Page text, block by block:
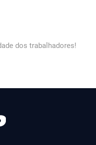
dos trabalhadores!